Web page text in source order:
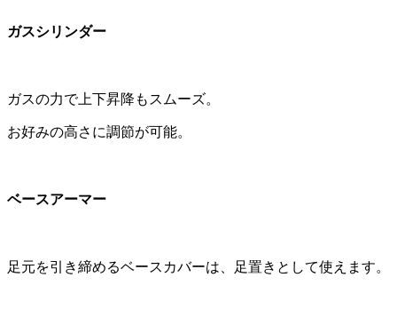
ガスシリンダー
ガスの力で上下昇降もスムーズ。
お好みの高さに調節が可能。
ベースアーマー
足元を引き締めるベースカバーは、足置きとして使えます。